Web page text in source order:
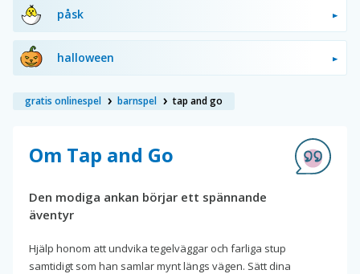
påsk
halloween
gratis onlinespel barnspel tap and go
Om Tap and Go
Den modiga ankan börjar ett spännande
äventyr
Hjälp honom att undvika tegelväggar och farliga stup
samtidigt som han samlar mynt längs vägen. Sätt dina